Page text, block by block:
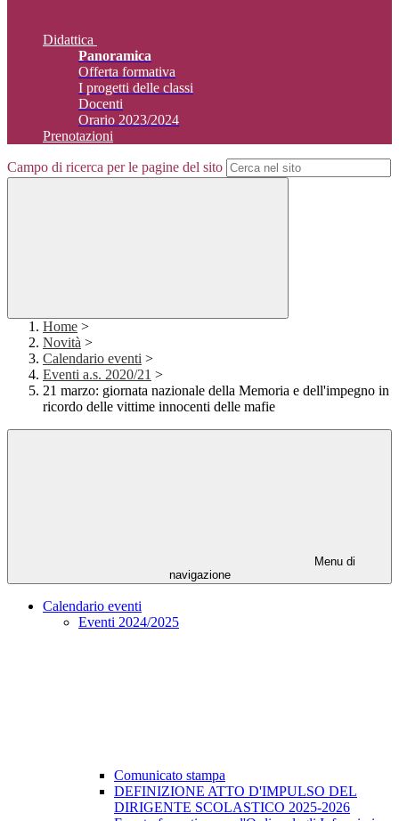
Didattica
Panoramica
Offerta formativa
I progetti delle classi
Docenti
Orario 2023/2024
Prenotazioni
Campo di ricerca per le pagine del sito
Home >
Novità >
Calendario eventi >
Eventi a.s. 2020/21 >
21 marzo: giornata nazionale della Memoria e dell'impegno in
ricordo delle vittime innocenti delle mafie
Menu di
navigazione
Calendario eventi
Eventi 2024/2025
Comunicato stampa
DEFINIZIONE ATTO D'IMPULSO DEL
DIRIGENTE SCOLASTICO 2025-2026